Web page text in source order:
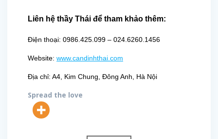
Liên hệ thầy Thái để tham khảo thêm:
Điện thoại: 0986.425.099 – 024.6260.1456
Website: www.candinhthai.com
Địa chỉ: A4, Kim Chung, Đông Anh, Hà Nội
Spread the love